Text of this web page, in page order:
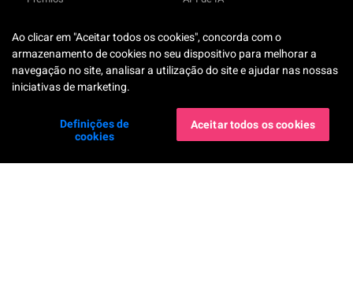
TRY-ON
Compromissos ESG
Parceiros
Carreira
Compliance
Declaração de Acessibilidade
Histórias de Sucesso
Relatório de Tendências de
Global Beauty & Fashion Tech
Forum
Ao clicar em "Aceitar todos os cookies", concorda com o
armazenamento de cookies no seu dispositivo para melhorar a
navegação no site, analisar a utilização do site e ajudar nas nossas
iniciativas de marketing.
Definições de
cookies
Aceitar todos os cookies